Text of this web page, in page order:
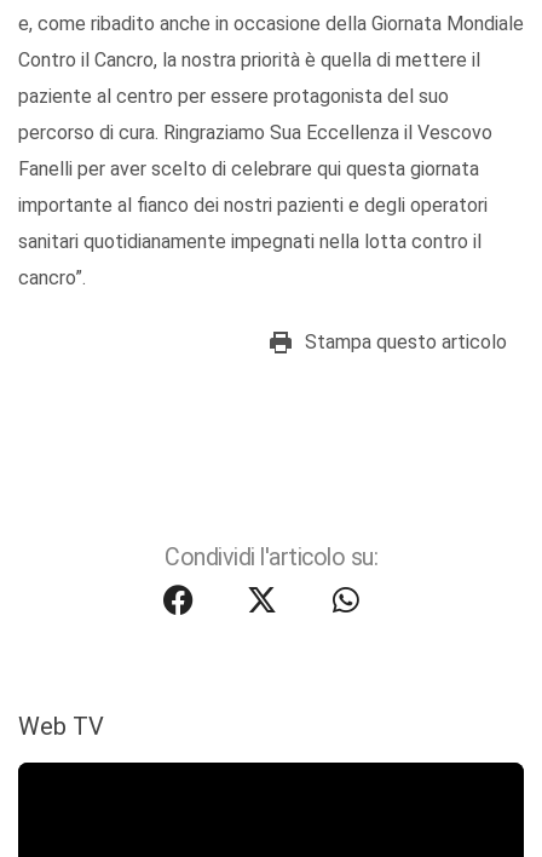
e, come ribadito anche in occasione della Giornata Mondiale
Contro il Cancro, la nostra priorità è quella di mettere il
paziente al centro per essere protagonista del suo
percorso di cura. Ringraziamo Sua Eccellenza il Vescovo
Fanelli per aver scelto di celebrare qui questa giornata
importante al fianco dei nostri pazienti e degli operatori
sanitari quotidianamente impegnati nella lotta contro il
cancro”.
Stampa questo articolo
Condividi l'articolo su:
Web TV